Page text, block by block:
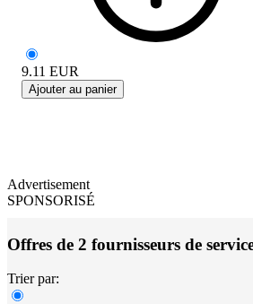
9.11 EUR
Ajouter au panier
Advertisement
SPONSORISÉ
Offres de 2 fournisseurs de
Trier par: